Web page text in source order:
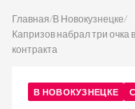
Главная/В Новокузнецке/
Капризов набрал три очка
контракта
В НОВОКУЗНЕЦКЕ